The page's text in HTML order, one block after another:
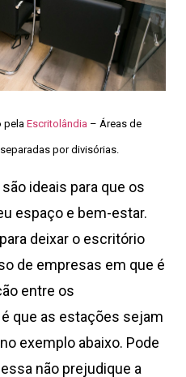
pela Escritolândia – Áreas de
por divisórias.
ideais para que os
espaço e bem-estar.
deixar o escritório
de empresas em que é
entre os
que as estações sejam
exemplo abaixo. Pode
não prejudique a